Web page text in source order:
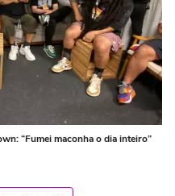
“Fumei maconha o dia inteiro”